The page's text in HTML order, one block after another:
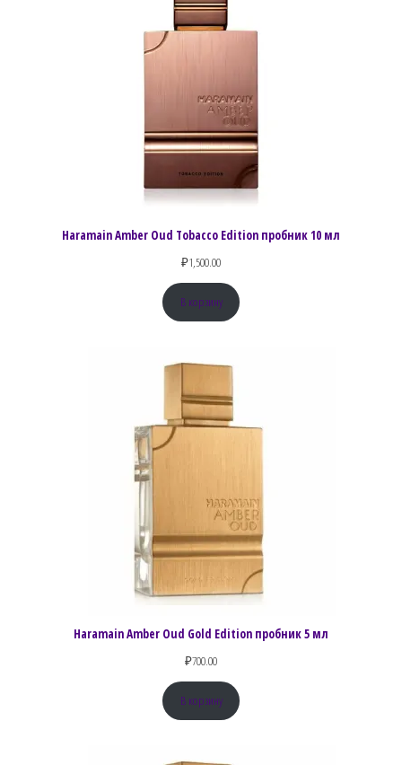
Haramain Amber Oud Tobacco Edition пробник 10 мл
₽1,500.00
В корзину
Haramain Amber Oud Gold Edition пробник 5 мл
₽700.00
В корзину